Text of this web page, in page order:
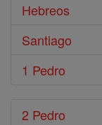
Hebreos
Santiago
1 Pedro
2 Pedro